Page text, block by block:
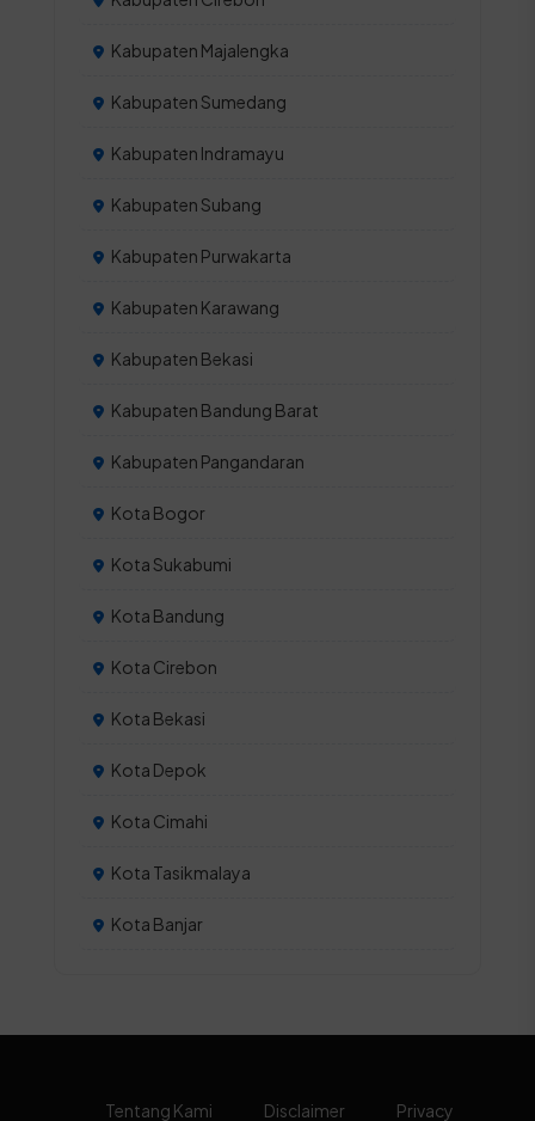
Kabupaten Majalengka
Kabupaten Sumedang
Kabupaten Indramayu
Kabupaten Subang
Kabupaten Purwakarta
Kabupaten Karawang
Kabupaten Bekasi
Kabupaten Bandung Barat
Kabupaten Pangandaran
Kota Bogor
Kota Sukabumi
Kota Bandung
Kota Cirebon
Kota Bekasi
Kota Depok
Kota Cimahi
Kota Tasikmalaya
Kota Banjar
Tentang Kami Disclaimer Privacy